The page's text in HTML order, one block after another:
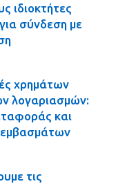
ιδιοκτήτες
σύνδεση με
χρημάτων
λογαριασμών:
και
τις